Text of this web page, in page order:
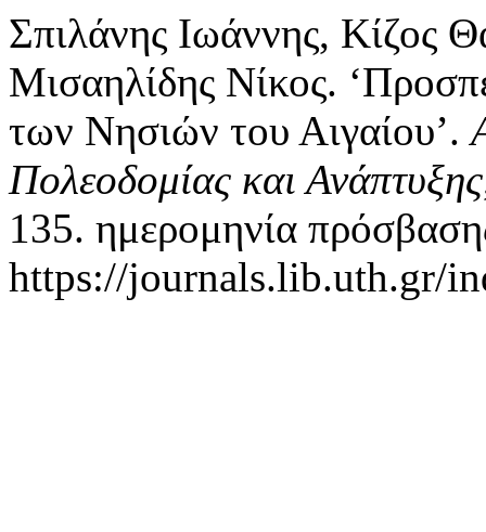
Σπιλάνης Ιωάννης, Κίζος
Μισαηλίδης Νίκος.
των Νησιών του Αιγαίου’.
Πολεοδομίας και Ανάπτυξης
135. ημερομηνία
https://journals.lib.uth.gr/